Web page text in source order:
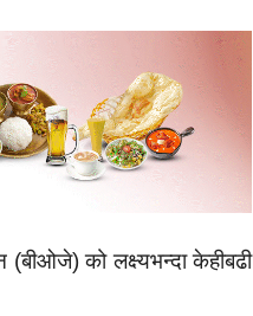
को लक्ष्यभन्दा केहीबढी